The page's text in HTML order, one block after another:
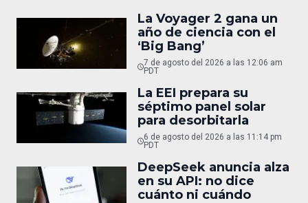
La Voyager 2 gana un
año de ciencia con el
‘Big Bang’
7 de agosto del 2026 a las 12:06 am
PDT
La EEI prepara su
séptimo panel solar
para desorbitarla
6 de agosto del 2026 a las 11:14 pm
PDT
DeepSeek anuncia alza
en su API: no dice
cuánto ni cuándo